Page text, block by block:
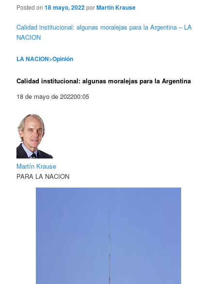
Posted on18 mayo, 2022porMartin Krause
Calidad institucional: algunas moralejas para la Argentina – LA
NACION
LA NACION>Opinión
Calidad institucional: algunas moralejas para la Argentina
18 de mayo de 202200:05
Martín Krause
PARA LA NACION